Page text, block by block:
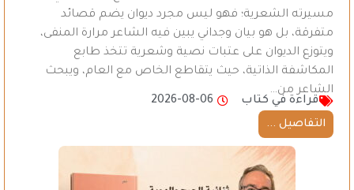
مسيرته الشعرية؛ فهو ليس مجرد ديوان يضم قصائد
متفرقة، بل هو بيان وجداني يبين فيه الشاعر مرارة المنفى،
ويتوزع الديوان على عتبات نصية وشعرية تتخذ طابع
المكاشفة الذاتية، حيث يتقاطع الخاص مع العام، ويبحث
الشاعر من…
قراءة في كتاب
2026-08-06
التفاصيل ...